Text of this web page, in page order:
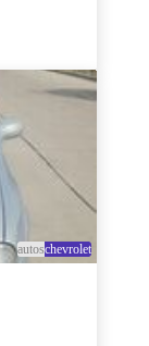
autoschevrolet